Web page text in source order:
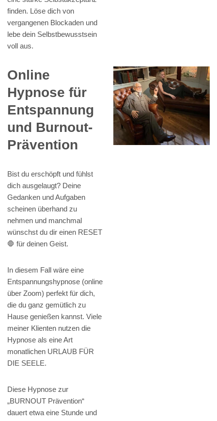
finden. Löse dich von
vergangenen Blockaden und
lebe dein Selbstbewusstsein
voll aus.
Online
Hypnose für
Entspannung
und Burnout-
Prävention
Bist du erschöpft und fühlst
dich ausgelaugt? Deine
Gedanken und Aufgaben
scheinen überhand zu
nehmen und manchmal
wünschst du dir einen RESET
🛑 für deinen Geist.
In diesem Fall wäre eine
Entspannungshypnose (online
über Zoom) perfekt für dich,
die du ganz gemütlich zu
Hause genießen kannst. Viele
meiner Klienten nutzen die
Hypnose als eine Art
monatlichen URLAUB FÜR
DIE SEELE.
Diese Hypnose zur
„BURNOUT Prävention“
dauert etwa eine Stunde und